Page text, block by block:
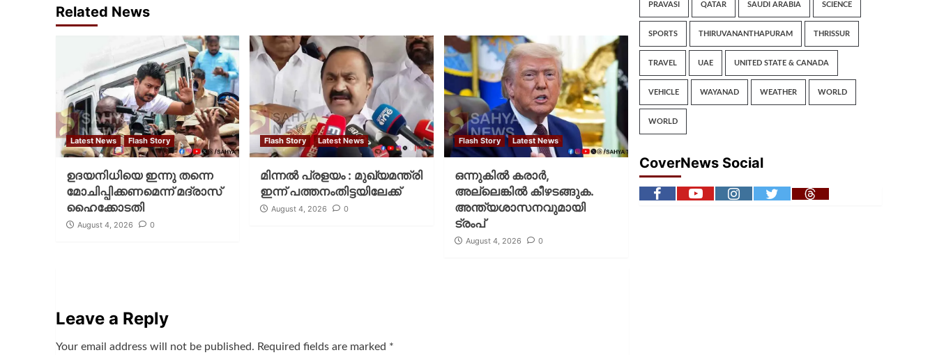
Related News
Latest News Flash Story
ഉദയനിധിയെ ഇന്നു തന്നെ
മോചിപ്പിക്കണമെന്ന് മദ്രാസ്
ഹൈക്കോടതി
August 4, 2026 0
Flash Story Latest News
മിന്നല്‍ പ്രളയം : മുഖ്യമന്ത്രി
ഇന്ന് പത്തനംതിട്ടയിലേക്ക്
August 4, 2026 0
Flash Story Latest News
ഒന്നുകില്‍ കരാര്‍,
അല്ലെങ്കില്‍ കീഴടങ്ങുക.
അന്ത്യശാസനവുമായി
ട്രംപ്
August 4, 2026 0
Leave a Reply
Your email address will not be published. Required fields are marked *
PRAVASI QATAR SAUDI ARABIA SCIENCE
SPORTS THIRUVANANTHAPURAM THRISSUR
TRAVEL UAE UNITED STATE & CANADA
VEHICLE WAYANAD WEATHER WORLD
WORLD
CoverNews Social